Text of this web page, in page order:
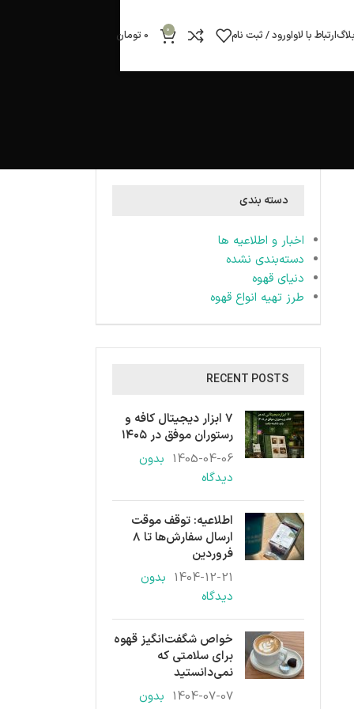
بلاگارتباط با لاواورود / ثبت نام 0
0 تومان
دسته بندی
اخبار و اطلاعیه ها
دسته‌بندی نشده
دنیای قهوه
طرز تهیه انواع قهوه
RECENT POSTS
۷ ابزار دیجیتال کافه و
رستوران موفق در ۱۴۰۵
1405-04-06 بدون
دیدگاه
اطلاعیه: توقف موقت
ارسال سفارش‌ها تا ۸
فروردین
1404-12-21 بدون
دیدگاه
خواص شگفت‌انگیز قهوه
برای سلامتی که
نمی‌دانستید
1404-07-07 بدون